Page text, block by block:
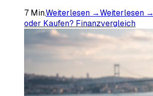
7 Min.Weiterlesen →Weiterlesen →
oder Kaufen? Finanzvergleich